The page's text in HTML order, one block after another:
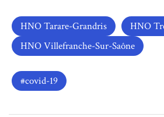
HNO Tarare-Grandris
HNO
HNO Villefranche-Sur-Saône
covid-19